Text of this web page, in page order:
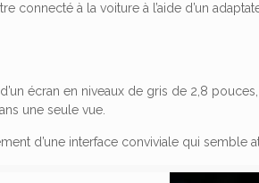
connecté à la voiture à l’aide d’un
écran en niveaux de gris de 2,8
une seule vue.
d’une interface conviviale qui semble